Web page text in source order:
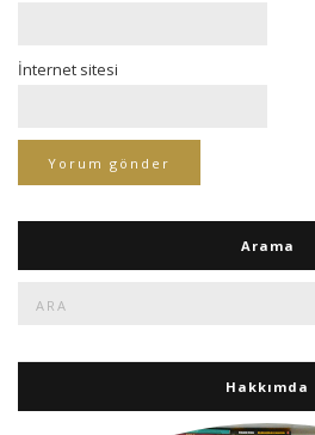
İnternet sitesi
Arama
Hakkımda